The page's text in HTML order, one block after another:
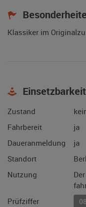
Klassiker im
Zustand
Fahrbereit
ja
Daueranmeldung
ja
Standort
Nutzung
Prüfziffer